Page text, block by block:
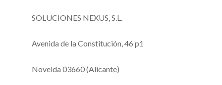
SOLUCIONES NEXUS, S.L.
Avenida de la Constitución, 46 p1
Novelda 03660 (Alicante)